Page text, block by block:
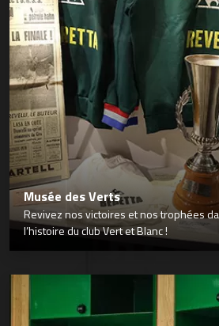
Musée des Verts
Revivez nos victoires et nos trophées
l’histoire du club Vert et Blanc !